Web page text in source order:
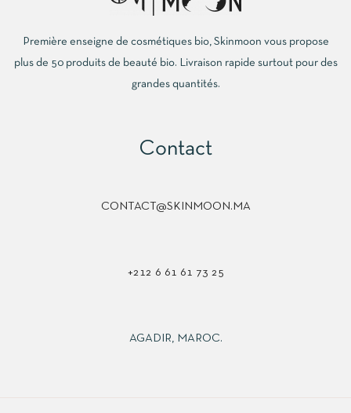
Première enseigne de cosmétiques bio, Skinmoon vous propose
plus de 50 produits de beauté bio. Livraison rapide surtout pour des
grandes quantités.
Contact
CONTACT@SKINMOON.MA
+212 6 61 61 73 25
AGADIR, MAROC.